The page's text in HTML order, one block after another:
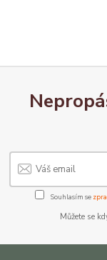
Souhlasím se
Můžete se